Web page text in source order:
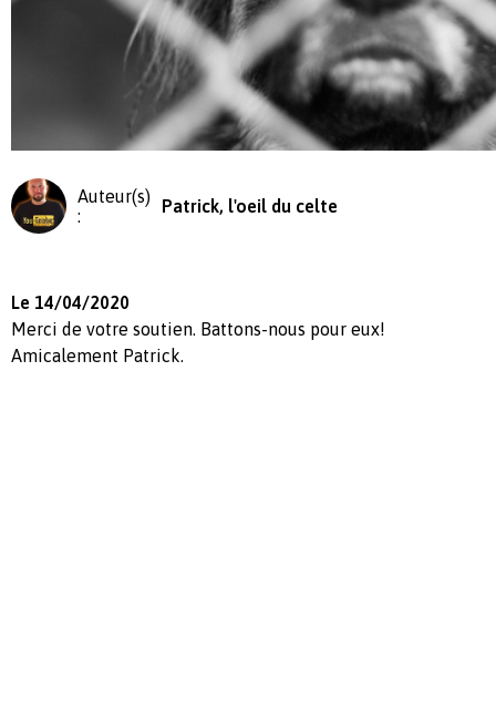
Auteur(s)
:
Patrick, l'oeil du celte
Le 14/04/2020
Merci de votre soutien. Battons-nous pour eux!
Amicalement Patrick.